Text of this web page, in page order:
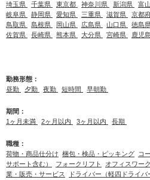
埼玉県
千葉県 東京都 神奈川県 新潟県 富
岐阜県
静岡県 愛知県 三重県 滋賀県 京都
鳥取県
島根県 岡山県 広島県 山口県 徳島
佐賀県
長崎県 熊本県 大分県 宮崎県 鹿児
勤務形態：
昼勤
夕勤 夜勤 短時間 早朝勤
期間：
1ヶ月未満
2ヶ月以内 3ヶ月以内 長期
職種：
荷物・商品仕分け 梱包・検品・ピッキング コ
サポート含む）
フォークリフト オフィスワー
業・販売・サービス
ドライバー（軽四ドライバ